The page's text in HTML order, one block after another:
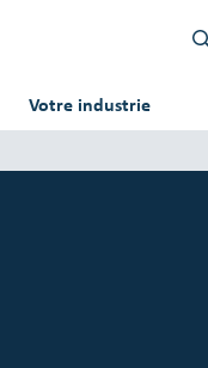
Votre industrie